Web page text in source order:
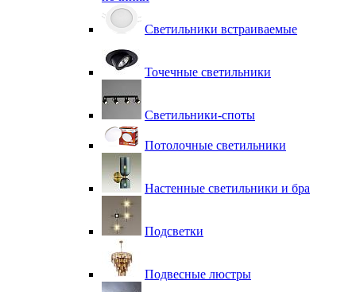
Светильники встраиваемые
Точечные светильники
Светильники-споты
Потолочные светильники
Настенные светильники и бра
Подсветки
Подвесные люстры